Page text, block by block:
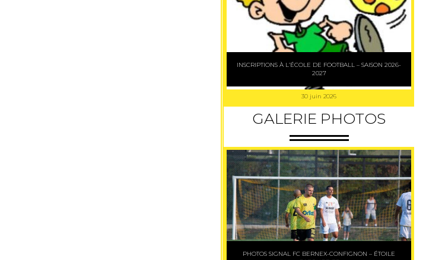
INSCRIPTIONS À L’ÉCOLE DE FOOTBALL – SAISON 2026-
2027
30 juin 2026
GALERIE PHOTOS
PHOTOS SIGNAL FC BERNEX-CONFIGNON – ÉTOILE